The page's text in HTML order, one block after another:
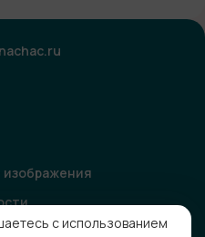
изображения
и информационной
с использованием